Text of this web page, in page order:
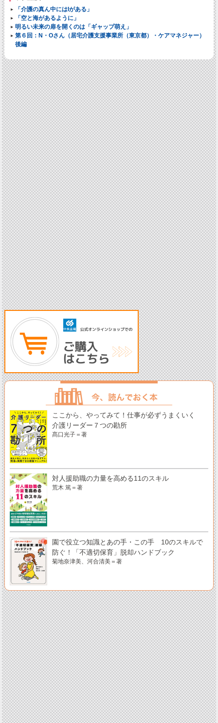
「介護の真ん中にはIがある」
「空と海があるように」
明るい未来の扉を開くのは「ギャップ萌え」
第６回：N・Oさん（居宅介護支援事業所（東京都）・ケアマネジャー）
後編
ここから、やってみて！仕事が必ずうまくいく
介護リーダー７つの勘所
髙口光子＝著
対人援助職の力量を高める11のスキル
荒木 篤＝著
園で役立つ知識とあの手・この手 10のスキルで
防ぐ！「不適切保育」脱却ハンドブック
菊地奈津美、河合清美＝著